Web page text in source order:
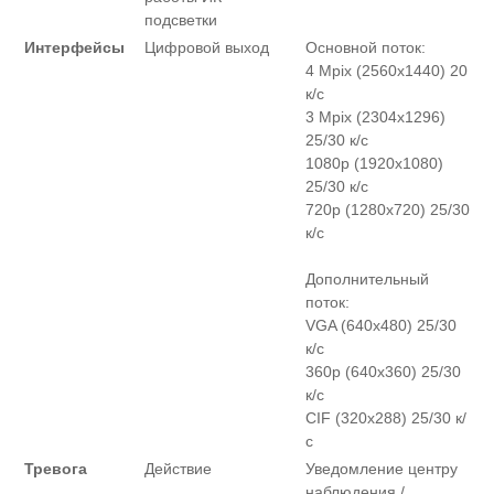
подсветки
Интерфейсы
Цифровой выход
Основной поток:
4 Mpix (2560x1440) 20
к/с
3 Mpix (2304x1296)
25/30 к/с
1080p (1920x1080)
25/30 к/с
720p (1280х720) 25/30
к/с
Дополнительный
поток:
VGA (640x480) 25/30
к/с
360p (640x360) 25/30
к/с
CIF (320x288) 25/30 к/
с
Тревога
Действие
Уведомление центру